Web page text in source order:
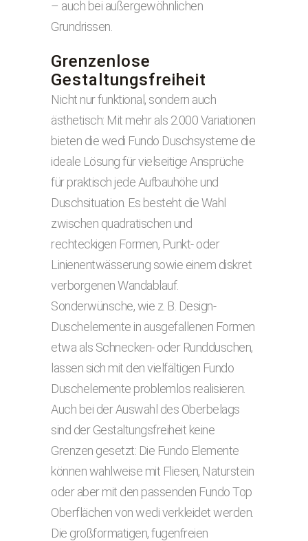
– auch bei außergewöhnlichen
Grundrissen.
Grenzenlose
Gestaltungsfreiheit
Nicht nur funktional, sondern auch
ästhetisch: Mit mehr als 2.000 Variationen
bieten die wedi Fundo Duschsysteme die
ideale Lösung für vielseitige Ansprüche
für praktisch jede Aufbauhöhe und
Duschsituation. Es besteht die Wahl
zwischen quadratischen und
rechteckigen Formen, Punkt- oder
Linienentwässerung sowie einem diskret
verborgenen Wandablauf.
Sonderwünsche, wie z. B. Design-
Duschelemente in ausgefallenen Formen
etwa als Schnecken- oder Rundduschen,
lassen sich mit den vielfältigen Fundo
Duschelemente problemlos realisieren.
Auch bei der Auswahl des Oberbelags
sind der Gestaltungsfreiheit keine
Grenzen gesetzt: Die Fundo Elemente
können wahlweise mit Fliesen, Naturstein
oder aber mit den passenden Fundo Top
Oberflächen von wedi verkleidet werden.
Die großformatigen, fugenfreien